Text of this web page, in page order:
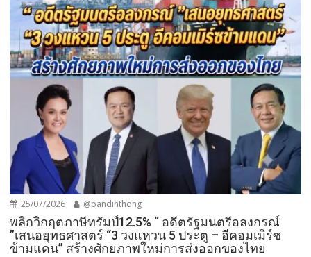
25/07/2026 @pandinthong
พลิกวิกฤตภาษีทรัมป์12.5% “ อดีตรัฐมนตรีอลงกรณ์
”เสนอยุทธศาสตร์ “3 วงแหวน 5 ประตู – อีคอมเมิร์ซ
ข้ามแดน” สร้างศักยภาพใหม่การส่งออกของไทย